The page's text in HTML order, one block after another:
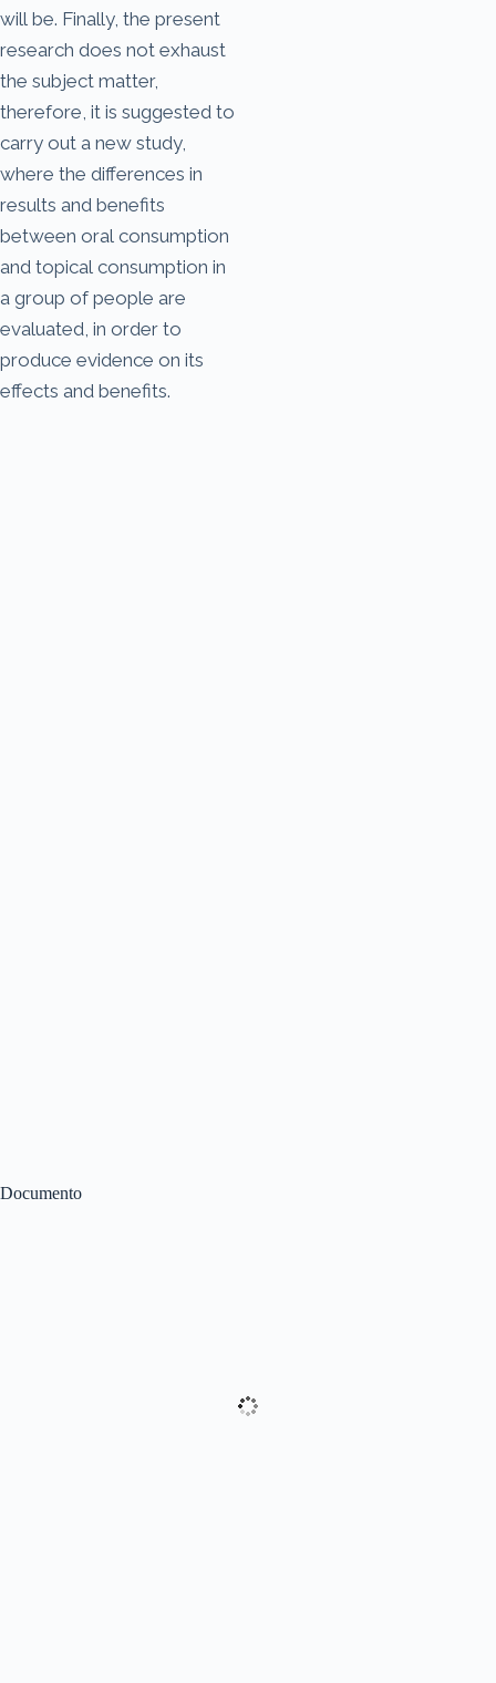
Documento
will be. Finally, the present
research does not exhaust
the subject matter,
therefore, it is suggested to
carry out a new study,
where the differences in
results and benefits
between oral consumption
and topical consumption in
a group of people are
evaluated, in order to
produce evidence on its
effects and benefits.